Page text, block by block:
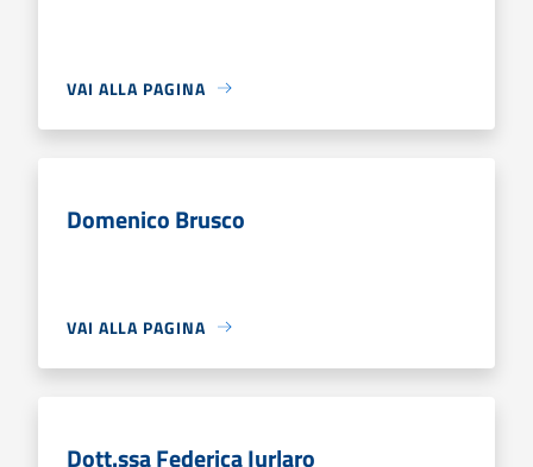
VAI ALLA PAGINA
Domenico Brusco
VAI ALLA PAGINA
Dott.ssa Federica Iurlaro